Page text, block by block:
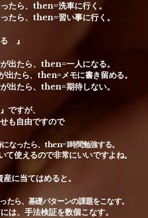
たら、then=洗車に行く。
たら、then=習い事に行く。
　』
出たら、then=一人になる。
出たら、then=メモに書き留める。
出たら、then=期待しない。
ですが、
も自由ですので
なったら、then=1時間勉強する。
て使えるので非常にいいですよね。
産に当てはめると。
たら、基礎パターンの課題をこなす。
は、手法検証を数個こなす。